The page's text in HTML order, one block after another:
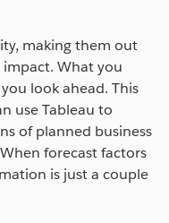
making them out
What you
look ahead. This
use Tableau to
of planned business
forecast factors
is just a couple